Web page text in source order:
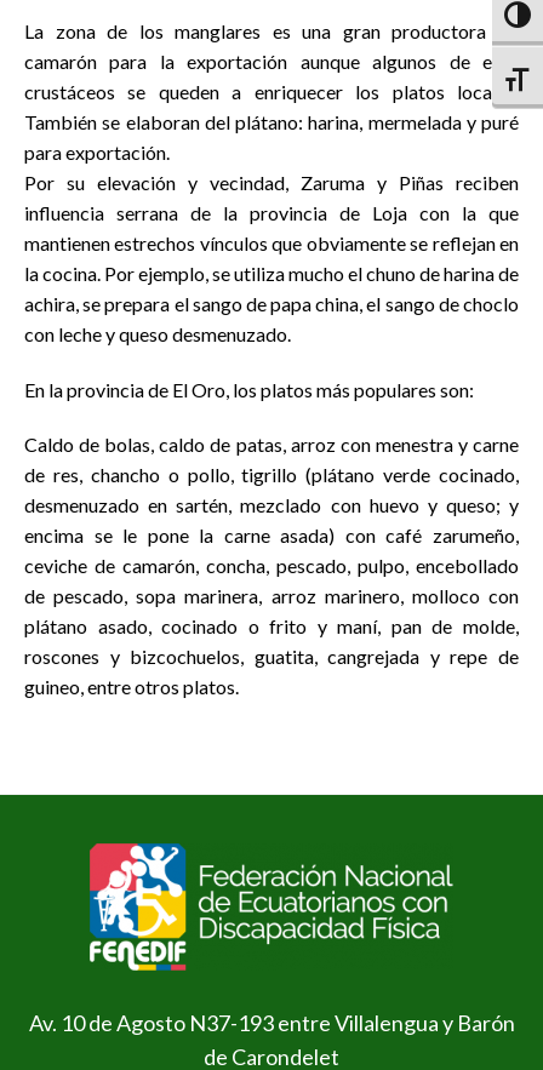
La zona de los manglares es una gran productora de
camarón para la exportación aunque algunos de esto
crustáceos se queden a enriquecer los platos locales.
También se elaboran del plátano: harina, mermelada y puré
para exportación.
Por su elevación y vecindad, Zaruma y Piñas reciben
influencia serrana de la provincia de Loja con la que
mantienen estrechos vínculos que obviamente se reflejan en
la cocina. Por ejemplo, se utiliza mucho el chuno de harina de
achira, se prepara el sango de papa china, el sango de choclo
con leche y queso desmenuzado.
En la provincia de El Oro, los platos más populares son:
Caldo de bolas, caldo de patas, arroz con menestra y carne
de res, chancho o pollo, tigrillo (plátano verde cocinado,
desmenuzado en sartén, mezclado con huevo y queso; y
encima se le pone la carne asada) con café zarumeño,
ceviche de camarón, concha, pescado, pulpo, encebollado
de pescado, sopa marinera, arroz marinero, molloco con
plátano asado, cocinado o frito y maní, pan de molde,
roscones y bizcochuelos, guatita, cangrejada y repe de
guineo, entre otros platos.
Av. 10 de Agosto N37-193 entre Villalengua y Barón
de Carondelet